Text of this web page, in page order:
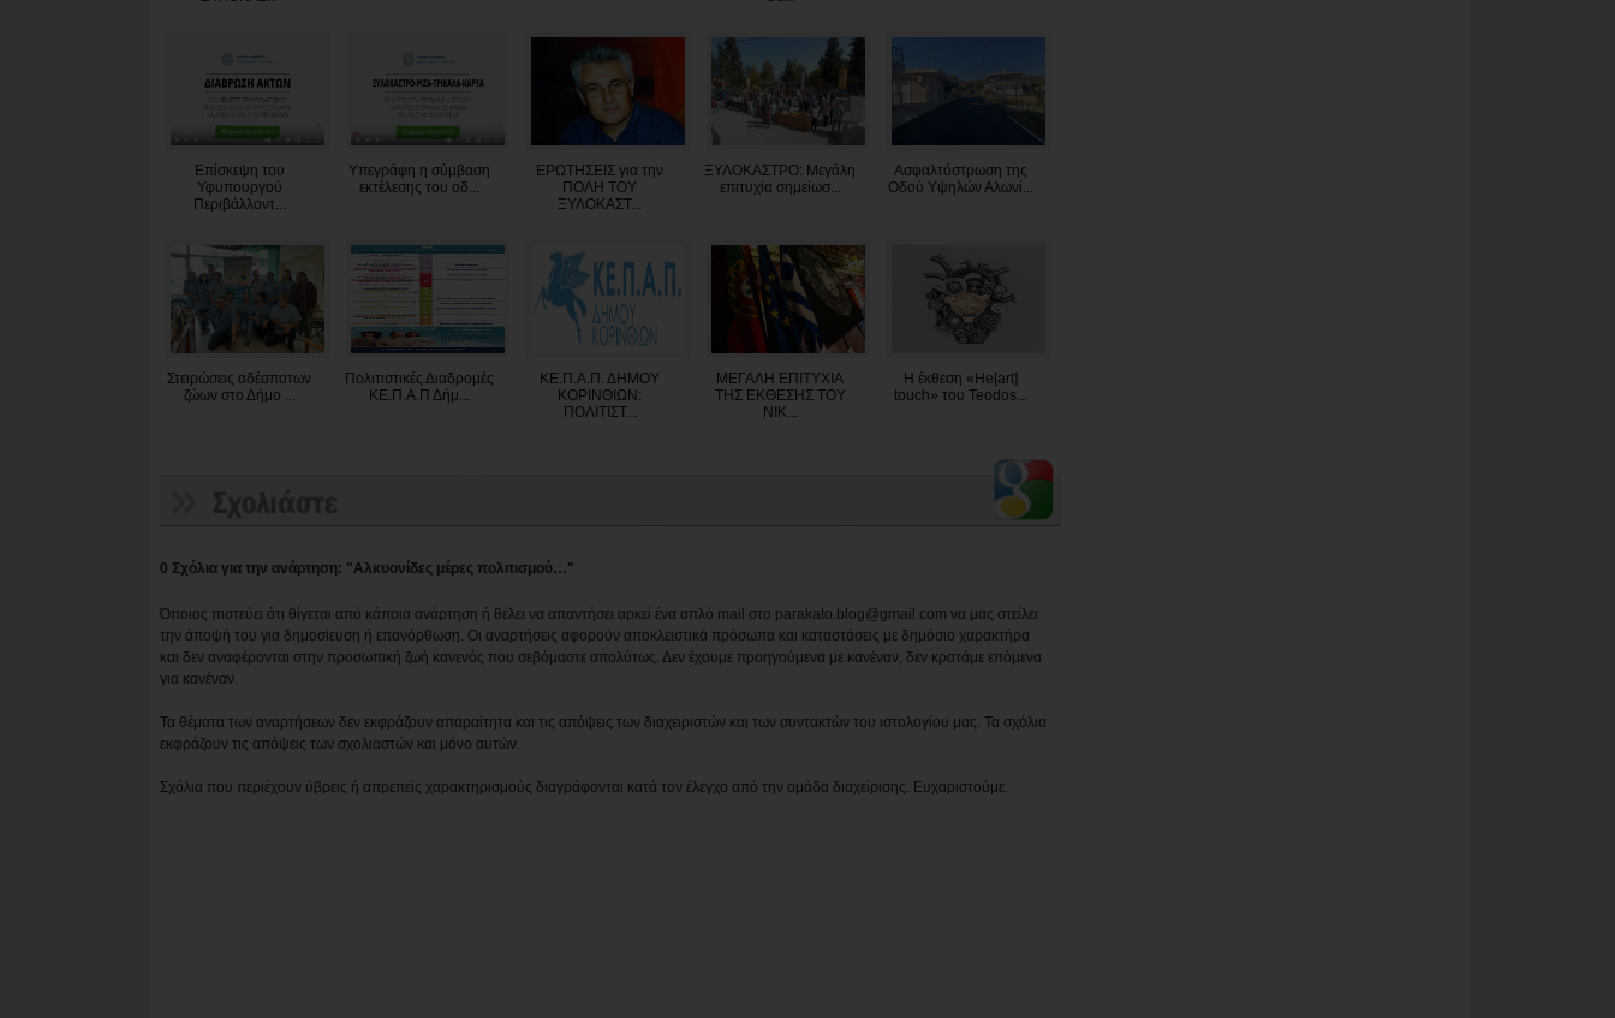
Επίσκεψη του
Υφυπουργού
Περιβάλλοντ...
Υπεγράφη η σύμβαση
εκτέλεσης του οδ...
ΕΡΩΤΗΣΕΙΣ για την
ΠΟΛΗ ΤΟΥ
ΞΥΛΟΚΑΣΤ...
ΞΥΛΟΚΑΣΤΡΟ: Μεγάλη
επιτυχία σημείωσ...
Ασφαλτόστρωση της
Οδού Υψηλών Αλωνί...
Στειρώσεις αδέσποτων
ζώων στο Δήμο ...
Πολιτιστικές Διαδρομές
ΚΕ.Π.Α.Π Δήμ...
ΚΕ.Π.Α.Π. ΔΗΜΟΥ
ΚΟΡΙΝΘΙΩΝ:
ΠΟΛΙΤΙΣΤ...
ΜΕΓΑΛΗ ΕΠΙΤΥΧΙΑ
ΤΗΣ ΕΚΘΕΣΗΣ ΤΟΥ
ΝΙΚ...
Η έκθεση «He[art]
touch» του Teodos...
0 Σχόλια για την ανάρτηση: "Αλκυονίδες μέρες πολιτισμού…"
Όποιος πιστεύει ότι θίγεται από κάποια ανάρτηση ή θέλει να απαντήσει αρκεί ένα απλό mail στο parakato.blog@gmail.com να μας στείλει
την άποψή του για δημοσίευση ή επανόρθωση. Οι αναρτήσεις αφορούν αποκλειστικά πρόσωπα και καταστάσεις με δημόσιο χαρακτήρα
και δεν αναφέρονται στην προσωπική ζωή κανενός που σεβόμαστε απολύτως. Δεν έχουμε προηγούμενα με κανέναν, δεν κρατάμε επόμενα
για κανέναν.
Τα θέματα των αναρτήσεων δεν εκφράζουν απαραίτητα και τις απόψεις των διαχειριστών και των συντακτών του ιστολογίου μας. Τα σχόλια
εκφράζουν τις απόψεις των σχολιαστών και μόνο αυτών.
Σχόλια που περιέχουν ύβρεις ή απρεπείς χαρακτηρισμούς διαγράφονται κατά τον έλεγχο από την ομάδα διαχείρισης. Ευχαριστούμε.